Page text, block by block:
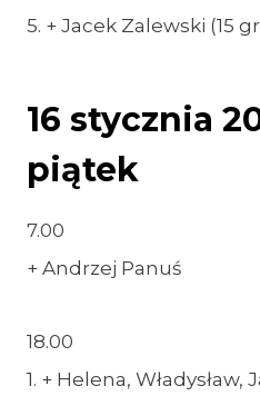
5. + Jacek Zalewski (15
16 stycznia
piątek
7.00
+ Andrzej Panuś
18.00
1. + Helena, Władysław,